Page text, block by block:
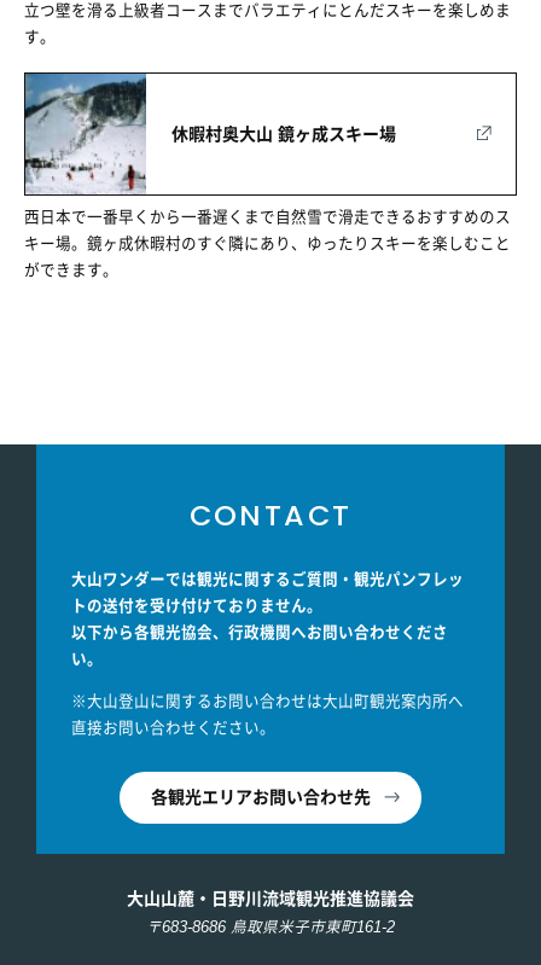
立つ壁を滑る上級者コースまでバラエティにとんだスキーを楽しめま
す。
休暇村奥大山 鏡ヶ成スキー場
西日本で一番早くから一番遅くまで自然雪で滑走できるおすすめのス
キー場。鏡ヶ成休暇村のすぐ隣にあり、ゆったりスキーを楽しむこと
ができます。
CONTACT
大山ワンダーでは観光に関するご質問・観光パンフレッ
トの送付を受け付けておりません。
以下から各観光協会、行政機関へお問い合わせくださ
い。
※大山登山に関するお問い合わせは大山町観光案内所へ
直接お問い合わせください。
各観光エリアお問い合わせ先
大山山麓・日野川流域観光推進協議会
〒683-8686 鳥取県米子市東町161-2